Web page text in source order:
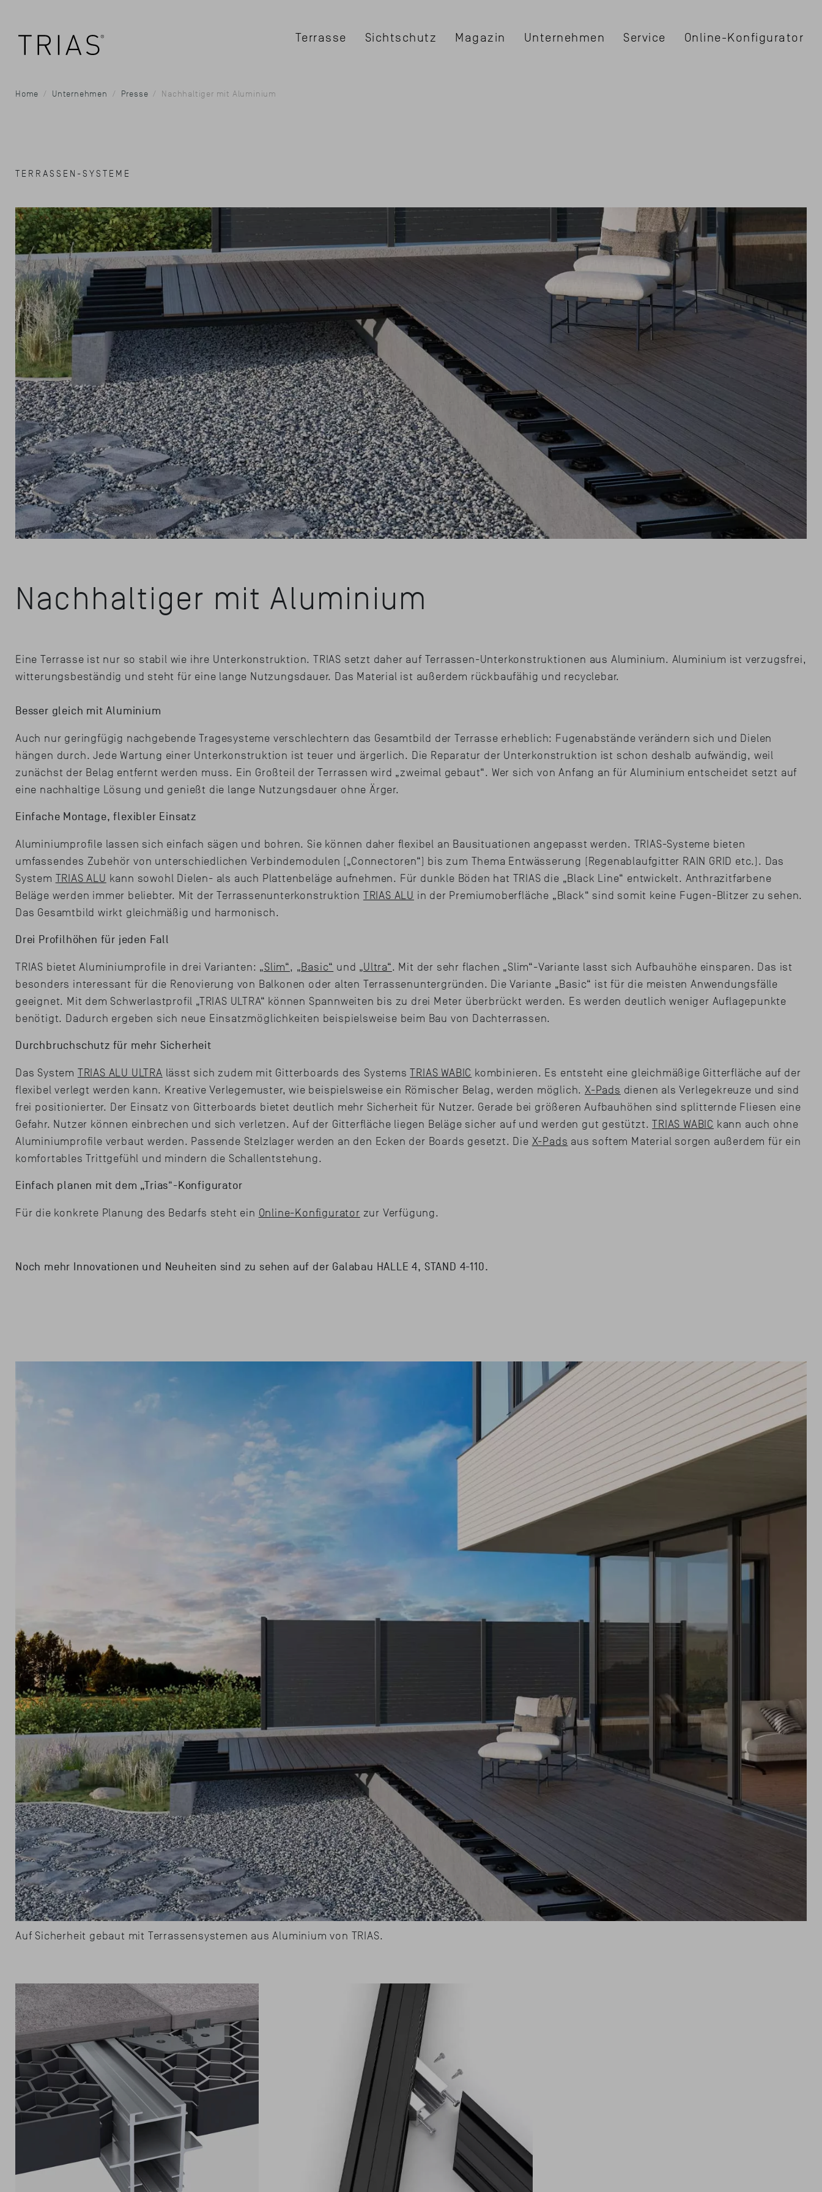
Terrasse Sichtschutz Magazin Unternehmen Service Online-Konfigurator
Home Unternehmen Presse Nachhaltiger mit Aluminium
TERRASSEN-SYSTEME
Nachhaltiger mit Aluminium
Eine Terrasse ist nur so stabil wie ihre Unterkonstruktion. TRIAS setzt daher auf Terrassen-Unterkonstruktionen aus Aluminium. Aluminium ist verzugsfrei,
witterungsbeständig und steht für eine lange Nutzungsdauer. Das Material ist außerdem rückbaufähig und recyclebar.
Besser gleich mit Aluminium
Auch nur geringfügig nachgebende Tragesysteme verschlechtern das Gesamtbild der Terrasse erheblich: Fugenabstände verändern sich und Dielen
hängen durch. Jede Wartung einer Unterkonstruktion ist teuer und ärgerlich. Die Reparatur der Unterkonstruktion ist schon deshalb aufwändig, weil
zunächst der Belag entfernt werden muss. Ein Großteil der Terrassen wird „zweimal gebaut“. Wer sich von Anfang an für Aluminium entscheidet setzt auf
eine nachhaltige Lösung und genießt die lange Nutzungsdauer ohne Ärger.
Einfache Montage, flexibler Einsatz
Aluminiumprofile lassen sich einfach sägen und bohren. Sie können daher flexibel an Bausituationen angepasst werden. TRIAS-Systeme bieten
umfassendes Zubehör von unterschiedlichen Verbindemodulen („Connectoren“) bis zum Thema Entwässerung (Regenablaufgitter RAIN GRID etc.). Das
System TRIAS ALU kann sowohl Dielen- als auch Plattenbeläge aufnehmen. Für dunkle Böden hat TRIAS die „Black Line“ entwickelt. Anthrazitfarbene
Beläge werden immer beliebter. Mit der Terrassenunterkonstruktion TRIAS ALU in der Premiumoberfläche „Black“ sind somit keine Fugen-Blitzer zu sehen.
Das Gesamtbild wirkt gleichmäßig und harmonisch.
Drei Profilhöhen für jeden Fall
TRIAS bietet Aluminiumprofile in drei Varianten: „Slim“, „Basic“ und „Ultra“. Mit der sehr flachen „Slim“-Variante lasst sich Aufbauhöhe einsparen. Das ist
besonders interessant für die Renovierung von Balkonen oder alten Terrassenuntergründen. Die Variante „Basic“ ist für die meisten Anwendungsfälle
geeignet. Mit dem Schwerlastprofil „TRIAS ULTRA“ können Spannweiten bis zu drei Meter überbrückt werden. Es werden deutlich weniger Auflagepunkte
benötigt. Dadurch ergeben sich neue Einsatzmöglichkeiten beispielsweise beim Bau von Dachterrassen.
Durchbruchschutz für mehr Sicherheit
Das System TRIAS ALU ULTRA lässt sich zudem mit Gitterboards des SystemsTRIAS WABIC kombinieren. Es entsteht eine gleichmäßige Gitterfläche auf der
flexibel verlegt werden kann. Kreative Verlegemuster, wie beispielsweise ein Römischer Belag, werden möglich. X-Pads dienen als Verlegekreuze und sind
frei positionierter. Der Einsatz von Gitterboards bietet deutlich mehr Sicherheit für Nutzer. Gerade bei größeren Aufbauhöhen sind splitternde Fliesen eine
Gefahr. Nutzer können einbrechen und sich verletzen. Auf der Gitterfläche liegen Beläge sicher auf und werden gut gestützt.TRIAS WABIC kann auch ohne
Aluminiumprofile verbaut werden. Passende Stelzlager werden an den Ecken der Boards gesetzt. Die X-Pads aus softem Material sorgen außerdem für ein
komfortables Trittgefühl und mindern die Schallentstehung.
Einfach planen mit dem „Trias“-Konfigurator
Für die konkrete Planung des Bedarfs steht ein Online-Konfigurator zur Verfügung.
Noch mehr Innovationen und Neuheiten sind zu sehen auf der Galabau HALLE 4, STAND 4-110.
Auf Sicherheit gebaut mit Terrassensystemen aus Aluminium von TRIAS.